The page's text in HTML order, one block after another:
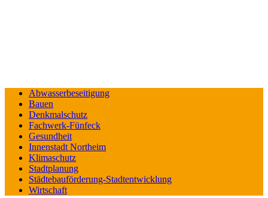
Abwasserbeseitigung
Bauen
Denkmalschutz
Fachwerk-Fünfeck
Gesundheit
Innenstadt Northeim
Klimaschutz
Stadtplanung
Städtebauförderung-Stadtentwicklung
Wirtschaft